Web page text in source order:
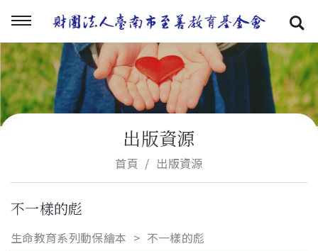
出版資源
首頁 出版資源
不一樣的彪
生命教育系列動保繪本 不一樣的彪